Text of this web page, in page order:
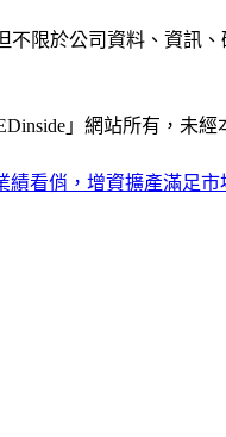
不限於公司資料、資訊
」網站所有，
績看俏，增資擴產滿足市